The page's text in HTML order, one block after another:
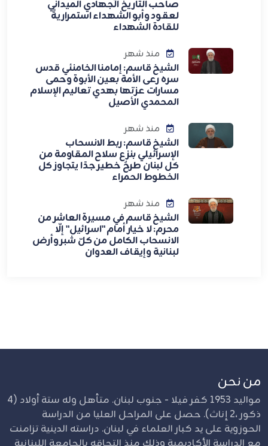
صاحب التاريخ الجهادي الميداني
لعقود وأبو الشهداء استمراريةً
للقادة الشهداء
منذ شهر
الشيخ قاسم: إمامنا الخامنئي قدس
سره رعى الأمة بعين الأبوة وحمى
مسارات عزتها بهدي تعاليم الإسلام
المحمدي الأصيل
منذ شهر
الشيخ قاسم: ربط الانسحاب
الإسرائيلي بنزع سلاح المقاومة من
كل لبنان طرحٌ خطير جدًا يتجاوز كل
الخطوط الحمراء
منذ شهر
الشيخ قاسم في مسيرة العاشر من
محرم: لا خيار أمام "اسرائيل" إلّا
الانسحاب الكامل من كلّ شبر وأرض
لبنانية وإيقاف العدوان
من نحن
مواليد 1953 كفر فيلا - جنوب لبنان. متأهل وله ستة أولاد (4
ذكور ،2 إناث). حصل على المراحل العليا من الدراسة
الحوزوية على يد كبار العلماء في لبنان. دراسته الدينية تزامنت